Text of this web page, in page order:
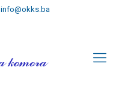
info@okks.ba